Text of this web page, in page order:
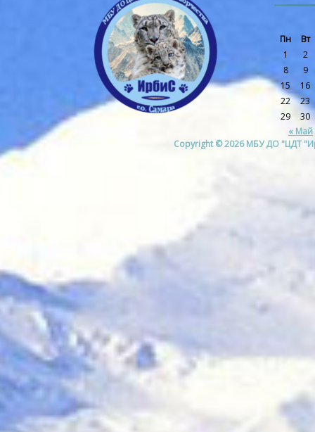
Пн
Вт
1
2
8
9
15
16
22
23
29
30
« Май
Copyright © 2026 МБУ ДО "ЦДТ